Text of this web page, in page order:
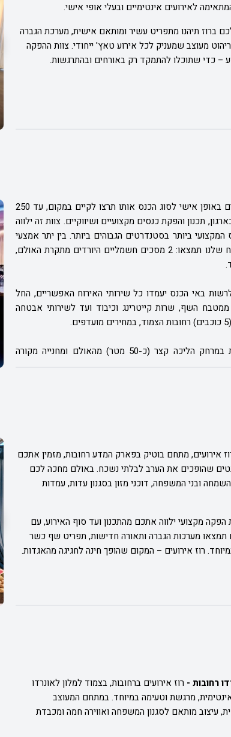
לאירועים אינטימיים ובעלי אופי אישי.
ברוז תיהנו מתפריט עשיר ומותאם אישית, מערכת הגברה
מעוצב שמעניק לכל אירוע טאץ' ייחודי. צוות ההפקה
– כדי שתוכלו להתמקד רק באורחים ובהתרגשות.
ב-רוז אירועים, תהנו משירותי אירוח והפקה מותאמים באופן אישי לסוג הכנס אותו תרצו לקיים במקום, עד 250
תכנון והפקת כנסים מקצועיים ושיווקיים. צוות זה ילווה
ביותר בסטנדרטים הגבוהים ביותר. בין יתר אמצעי
ההפקה החדישים העומדים לרשותכם באולם האירוח שלנו תמצאו: 2 מסכים חשמליים היורדים מתקרת האולם,
באי הכנס יעמדו כל שירותי האירוח האפשריים, החל
ממטבח השף, שרות קייטרינג וכיבוד ועד לשירותי אבטחה
לאולם גישה נוחה מתחנת רכבת רחובות הממוקמת במרחק הליכה קצר (כ-50 מטר) מהאולם ומחנייה מקורה
אירועים, מתחם בוטיק בפארק המדע רחובות, מזמין אתכם
שהופכים את הערב לבלתי נשכח. באולם מחכה לכם
ובני המשפחה, דוכני מזון בסגנון עדות, עמדות
הפקה מקצועי ילווה אתכם מהתכנון ועד סוף האירוע, עם
מערכות הגברה ותאורה חדישות, תפריט שף כשר
רוז אירועים – המקום שהופך חינה לחגיגה מהאגדות.
רחובות - רוז אירועים ברחובות, בצמוד למלון לאונרדו
מרגשת וטעימה במיוחד. במתחם המעוצב
עיצוב מותאם לסגנון המשפחה ואווירה חמה ומכבדת